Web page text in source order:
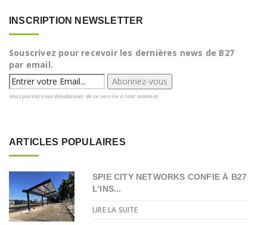
INSCRIPTION NEWSLETTER
Souscrivez pour recevoir les dernières news de B27
par email.
Vous pouvez vous désabonner de ce service à tout moment.
ARTICLES POPULAIRES
SPIE CITY NETWORKS CONFIE À B27
L’INS...
LIRE LA SUITE